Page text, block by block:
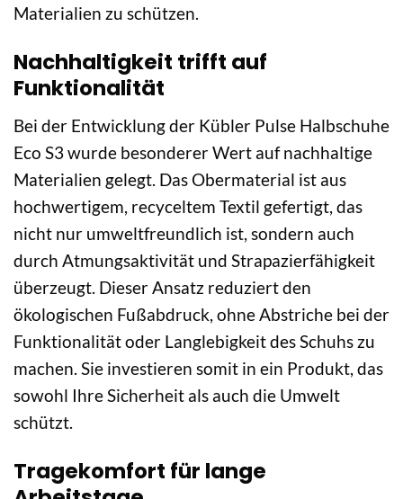
Materialien zu schützen.
Nachhaltigkeit trifft auf
Funktionalität
Bei der Entwicklung der Kübler Pulse Halbschuhe
Eco S3 wurde besonderer Wert auf nachhaltige
Materialien gelegt. Das Obermaterial ist aus
hochwertigem, recyceltem Textil gefertigt, das
nicht nur umweltfreundlich ist, sondern auch
durch Atmungsaktivität und Strapazierfähigkeit
überzeugt. Dieser Ansatz reduziert den
ökologischen Fußabdruck, ohne Abstriche bei der
Funktionalität oder Langlebigkeit des Schuhs zu
machen. Sie investieren somit in ein Produkt, das
sowohl Ihre Sicherheit als auch die Umwelt
schützt.
Tragekomfort für lange